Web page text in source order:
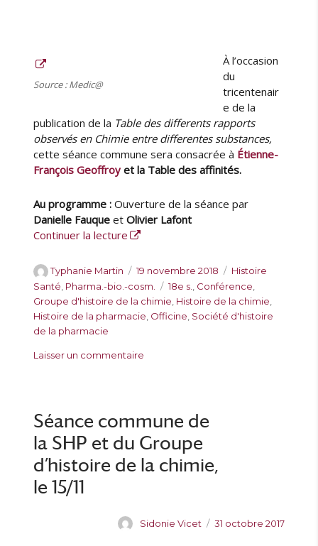
E
t
i
e
n
e
a
n
ç
o
f
r
o
y
a
Source : Medic@
À l’occasion
du
tricentenair
e de la
publication de la Table des differents rapports
observés en Chimie entre differentes substances,
cette séance commune sera consacrée à Étienne-
François Geoffroyet la Table des affinités.
Au programme : Ouverture de la séance par
Danielle Fauque etOlivier Lafont
Continuer la lecture de « Séance commune de la SHP et
A
u
t
e
u
Typhanie Martin
P
u
b
l
l
19 novembre 2018
C
a
t
é
Histoire
Santé Pharma.-bio.-cosm.
É
t
i
s
18e s. Conférence
Groupe d'histoire de la chimie Histoire de la chimie
Histoire de la pharmacie Officine Société d'histoire
de la pharmacie
Laisser un commentaire
a
c
e
m
Séance commune de
la SHP et du Groupe
d’histoire de la chimie,
le 15/11
ASidonie Vicet
P
31 octobre 2017